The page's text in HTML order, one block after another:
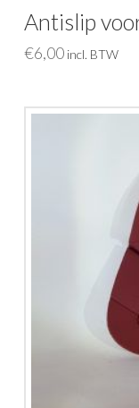
Antislip
€6,00 incl. BTW